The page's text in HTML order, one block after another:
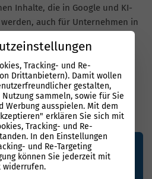
Inhalte, die in Google und KI-
auch für Unternehmen in
unsere Redaktion
durch KI
Sprache, semantische
Tracking- und Re-
Drittanbietern). Damit wollen
gestalten,
sammeln, sowie für Sie
Werbung ausspielen. Mit dem
erklären Sie sich mit
Tracking- und Re-
In den Einstellungen
und Re-Targeting
können Sie jederzeit mit
widerrufen.